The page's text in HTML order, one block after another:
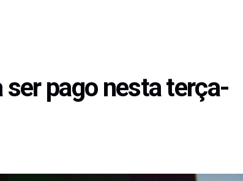
pago nesta terça-